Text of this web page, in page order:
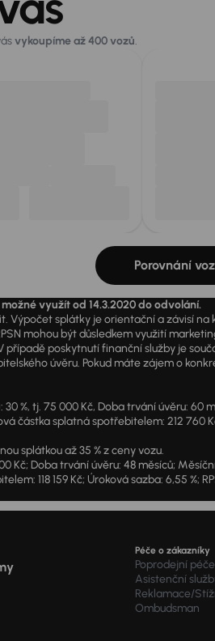
vykoupíme až 400 vozů.
Porovnání
možné využít od 14.3.2020 do odvolání.
Výpočet splátky je orientační a závisí
mohou být důsledkem využití
poskytnutí finanční služby je
úvěru. Pokud máte zájem o
%, tj. 75 000 Kč, Doba trvání úvěru: 60
částka splatná spotřebitelem: 212 760
splátkou až 35 % z ceny vozu.
Kč; Doba trvání úvěru: 48 měsíců;
118 159 Kč; Úroková sazba: 6,55 %;
Péče o zákazníky
Poprodejní
Asistenční
Reklamace/
Ombudsman